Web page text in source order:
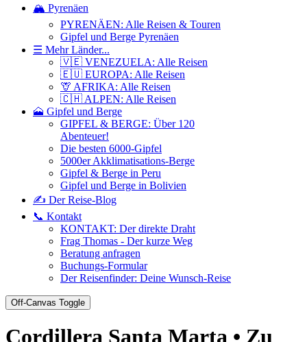
🏔️ Pyrenäen
PYRENÄEN: Alle Reisen & Touren
Gipfel und Berge Pyrenäen
☰ Mehr Länder...
🇻🇪 VENEZUELA: Alle Reisen
🇪🇺 EUROPA: Alle Reisen
🦒 AFRIKA: Alle Reisen
🇨🇭 ALPEN: Alle Reisen
🗻 Gipfel und Berge
GIPFEL & BERGE: Über 120
Abenteuer!
Die besten 6000-Gipfel
5000er Akklimatisations-Berge
Gipfel & Berge in Peru
Gipfel und Berge in Bolivien
✍️ Der Reise-Blog
📞 Kontakt
KONTAKT: Der direkte Draht
Frag Thomas - Der kurze Weg
Beratung anfragen
Buchungs-Formular
Der Reisenfinder: Deine Wunsch-Reise
Off-Canvas Toggle
Cordillera Santa Marta • Zu